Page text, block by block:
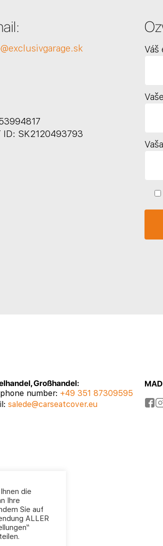
ID: SK2120493793
Váš
Großhandel:
number: +49 351 87309595
salede@carseatcover.eu
die
Ihre
Sie auf
ALLER